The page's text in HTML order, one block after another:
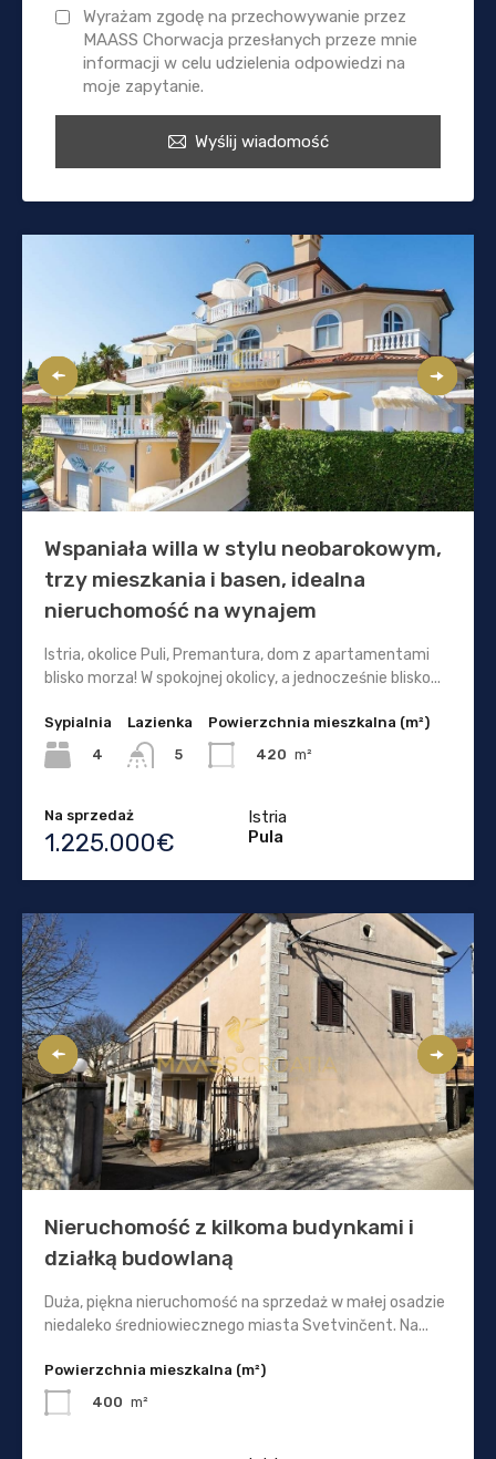
Wyrażam zgodę na przechowywanie przez
MAASS Chorwacja przesłanych przeze mnie
informacji w celu udzielenia odpowiedzi na
moje zapytanie.
Wyślij wiadomość
Wspaniała willa w stylu neobarokowym,
trzy mieszkania i basen, idealna
nieruchomość na wynajem
Istria, okolice Puli, Premantura, dom z apartamentami
blisko morza! W spokojnej okolicy, a jednocześnie blisko...
Sypialnia
4
Lazienka
5
Powierzchnia mieszkalna (m²)
420 m²
Na sprzedaż
1.225.000€
Istria
Pula
Nieruchomość z kilkoma budynkami i
działką budowlaną
Duża, piękna nieruchomość na sprzedaż w małej osadzie
niedaleko średniowiecznego miasta Svetvinčent. Na...
Powierzchnia mieszkalna (m²)
400 m²